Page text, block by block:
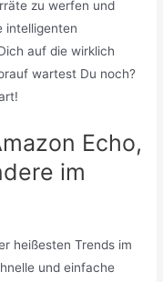
zu werfen und
intelligenten
auf die wirklich
wartest Du noch?
Echo,
im
heißesten Trends im
und einfache